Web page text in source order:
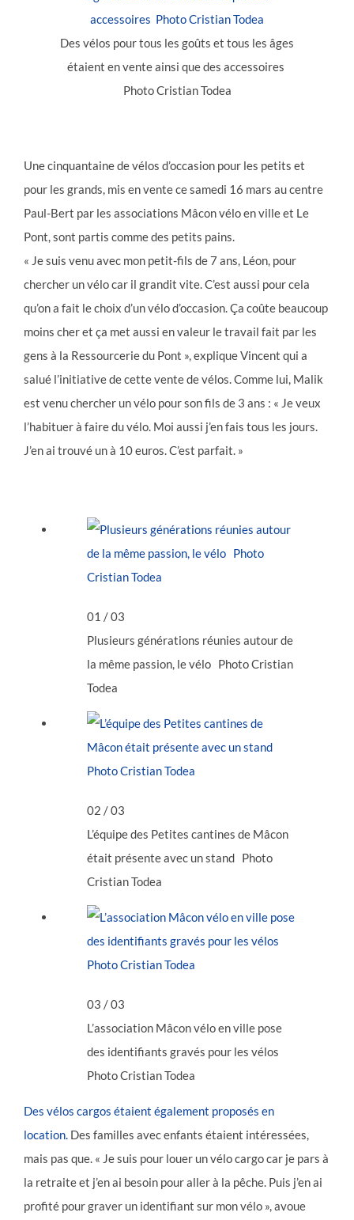
Des vélos pour tous les goûts et tous les âges
étaient en vente ainsi que des accessoires
Photo Cristian Todea
Une cinquantaine de vélos d’occasion pour les petits et
pour les grands, mis en vente ce samedi 16 mars au centre
Paul-Bert par les associations Mâcon vélo en ville et Le
Pont, sont partis comme des petits pains.
« Je suis venu avec mon petit-fils de 7 ans, Léon, pour
chercher un vélo car il grandit vite. C’est aussi pour cela
qu’on a fait le choix d’un vélo d’occasion. Ça coûte beaucoup
moins cher et ça met aussi en valeur le travail fait par les
gens à la Ressourcerie du Pont », explique Vincent qui a
salué l’initiative de cette vente de vélos. Comme lui, Malik
est venu chercher un vélo pour son fils de 3 ans : « Je veux
l’habituer à faire du vélo. Moi aussi j’en fais tous les jours.
J’en ai trouvé un à 10 euros. C’est parfait. »
01 / 03
Plusieurs générations réunies autour de
la même passion, le vélo Photo Cristian
Todea
02 / 03
L’équipe des Petites cantines de Mâcon
était présente avec un stand Photo
Cristian Todea
03 / 03
L’association Mâcon vélo en ville pose
des identifiants gravés pour les vélos
Photo Cristian Todea
Des vélos cargos étaient également proposés en
location. Des familles avec enfants étaient intéressées,
mais pas que. « Je suis pour louer un vélo cargo car je pars à
la retraite et j’en ai besoin pour aller à la pêche. Puis j’en ai
profité pour graver un identifiant sur mon vélo », avoue